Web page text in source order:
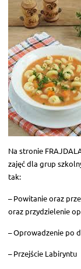
Na stronie
zajęć dla grup
tak:
– Powitanie oraz
oraz przydzielenie
– Oprowadzenie po
– Przejście Labiryntu